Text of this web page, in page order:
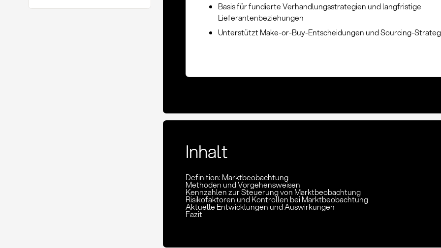
Basis für fundierte Verhandlungsstrategien und langfristige
Lieferantenbeziehungen
Unterstützt Make-or-Buy-Entscheidungen und Sourcing-
Inhalt
Definition: Marktbeobachtung
Methoden und Vorgehensweisen
Kennzahlen zur Steuerung von Marktbeobachtung
Risikofaktoren und Kontrollen bei Marktbeobachtung
Aktuelle Entwicklungen und Auswirkungen
Fazit